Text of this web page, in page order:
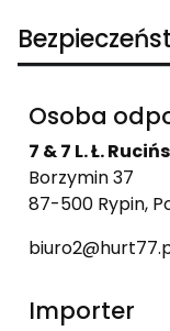
Osoba
7 & 7 L. Ł.
Borzymin 37
87-500 Rypin,
Importer